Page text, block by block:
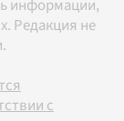
информации,
Редакция не
с